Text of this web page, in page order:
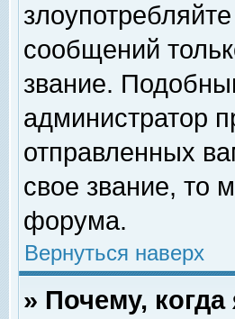
сообщений
звание.
администратор
отправленных
свое звание, то
форума.
Вернуться наверх
» Почему,